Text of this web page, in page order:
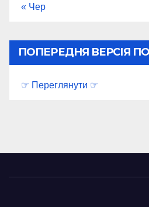
« Чер
ПОПЕРЕДНЯ ВЕРСІЯ
☞ Переглянути ☞